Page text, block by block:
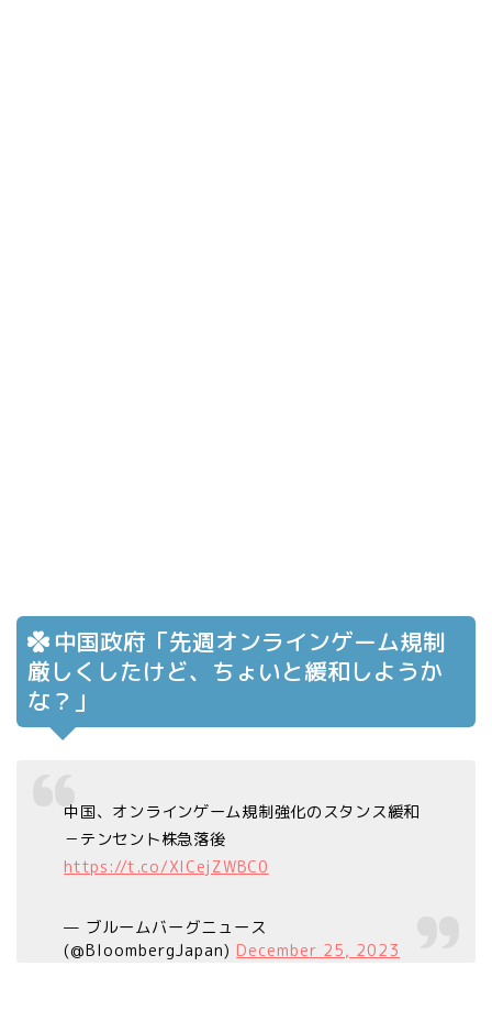
中国政府「先週オンラインゲーム規制
厳しくしたけど、ちょいと緩和しようか
な？」
中国、オンラインゲーム規制強化のスタンス緩和
－テンセント株急落後
https://t.co/XlCejZWBC0
— ブルームバーグニュース
(@BloombergJapan) December 25, 2023